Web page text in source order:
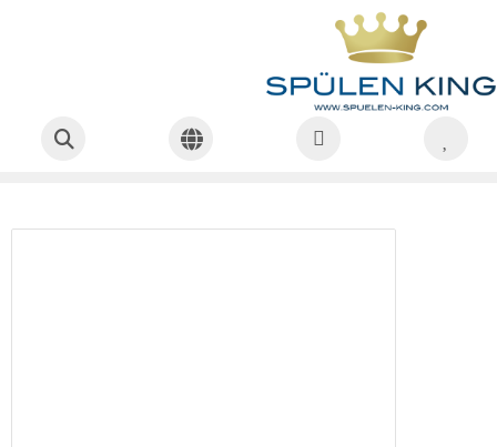
ALAPE Doppelbecken-Spüle 128